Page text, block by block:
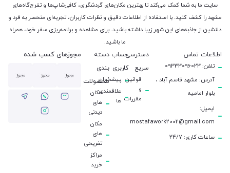
سایت ما به شما کمک می‌کند تا بهترین مکان‌های گردشگری، کافی‌شاپ‌ها و تفرج‌گاه‌های
مشهد را کشف کنید. با استفاده از اطلاعات دقیق و نظرات کاربران، تجربه‌ای منحصر به فرد و
دلنشین از جاذبه‌های این شهر زیبا داشته باشید. برای مشاهده و برنامه‌ریزی سفر خود، همراه
ما باشید.
اطلاعات تماس
تلفن: 09333096023
آدرس: مشهد قاسم آباد ،
بلوار امامیه
ایمیل:
mostafawork2002@gmail.com
ساعات کاری: 24/7
دسترسی
سریع
قوانین
و
مقررات
حساب
کاربری
پیشخوان
علاقمندی
ها
دسته
بندی
محصولات
مکان
های
دیدنی
مکان
های
تفریحی
مراکز
خرید
مجوزهای کسب شده